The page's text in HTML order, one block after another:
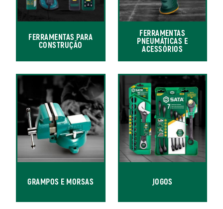
FERRAMENTAS PARA
CONSTRUÇÃO
FERRAMENTAS
PNEUMÁTICAS E
ACESSÓRIOS
GRAMPOS E MORSAS JOGOS